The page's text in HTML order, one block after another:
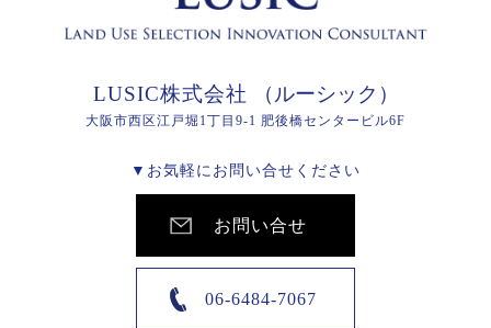
LUSIC株式会社 （ルーシック）
大阪市西区江戸堀1丁目9-1 肥後橋センタービル6F
▼お気軽にお問い合せください
お問い合せ
06-6484-7067